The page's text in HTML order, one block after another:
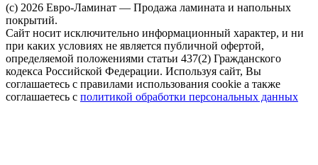
(c) 2026 Евро-Ламинат — Продажа ламината и напольных
покрытий.
Сайт носит исключительно информационный характер, и ни
при каких условиях не является публичной офертой,
определяемой положениями статьи 437(2) Гражданского
кодекса Российской Федерации. Используя сайт, Вы
соглашаетесь с правилами использования cookie а также
соглашаетесь с политикой обработки персональных данных